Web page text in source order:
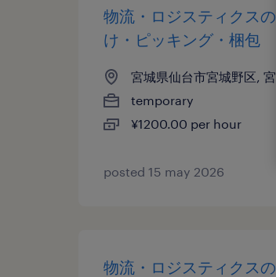
物流・ロジスティクス
け・ピッキング・梱包
宮城県仙台市宮城野区, 宮
temporary
¥1200.00 per hour
posted 15 may 2026
物流・ロジスティクス